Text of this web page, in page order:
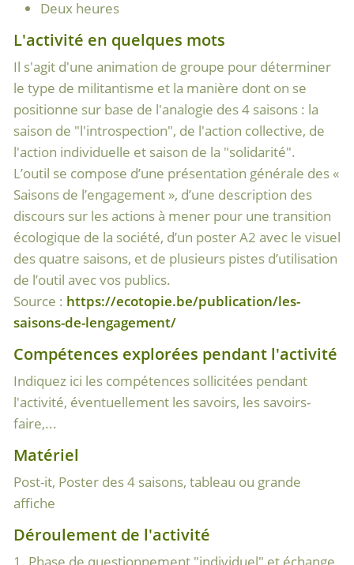
Deux heures
L'activité en quelques mots
Il s'agit d'une animation de groupe pour déterminer
le type de militantisme et la manière dont on se
positionne sur base de l'analogie des 4 saisons : la
saison de "l'introspection", de l'action collective, de
l'action individuelle et saison de la "solidarité".
L’outil se compose d’une présentation générale des «
Saisons de l’engagement », d’une description des
discours sur les actions à mener pour une transition
écologique de la société, d’un poster A2 avec le visuel
des quatre saisons, et de plusieurs pistes d’utilisation
de l’outil avec vos publics.
Source : https://ecotopie.be/publication/les-
saisons-de-lengagement/
Compétences explorées pendant l'activité
Indiquez ici les compétences sollicitées pendant
l'activité, éventuellement les savoirs, les savoirs-
faire,...
Matériel
Post-it, Poster des 4 saisons, tableau ou grande
affiche
Déroulement de l'activité
1. Phase de questionnement "individuel" et échange